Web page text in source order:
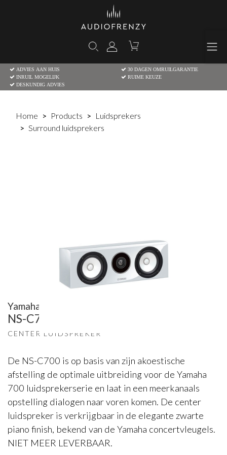
ADVIES AAN HUIS
30 DAGEN OMRUILGARANTIE
INRUIL MOGELIJK
RUIME KEUZE
DESKUNDIG ADVIES
Home Products
Luidsprekers
Surround luidsprekers
Yamaha
NS-C700
CENTER LUIDSPREKER
De NS-C700 is op basis van zijn akoestische
afstelling de optimale uitbreiding voor de Yamaha
700 luidsprekerserie en laat in een meerkanaals
opstelling dialogen naar voren komen. De center
luidspreker is verkrijgbaar in de elegante zwarte
piano finish, bekend van de Yamaha concertvleugels.
NIET MEER LEVERBAAR.